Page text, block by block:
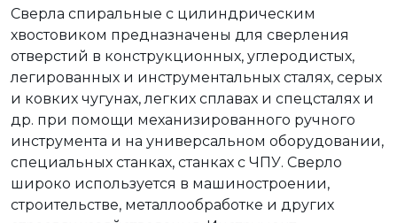
Сверла спиральные с цилиндрическим
хвостовиком предназначены для сверления
отверстий в конструкционных, углеродистых,
легированных и инструментальных сталях, серых
и ковких чугунах, легких сплавах и спецсталях и
др. при помощи механизированного ручного
инструмента и на универсальном оборудовании,
специальных станках, станках с ЧПУ. Сверло
широко используется в машиностроении,
строительстве, металлообработке и других